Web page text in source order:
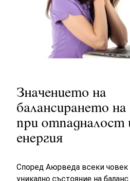
Значението на
балансирането
при отпадналост
енергия
Според Аюрведа всеки човек
уникално състояние на